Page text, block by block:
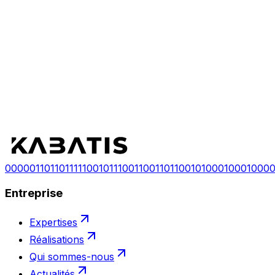
Configurer mon projet Nous contacter
000001101101111100101110011001101100101000100010000
Entreprise
Expertises
Réalisations
Qui sommes-nous